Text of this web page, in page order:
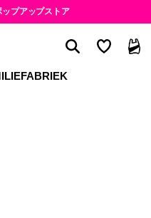
プアップストア